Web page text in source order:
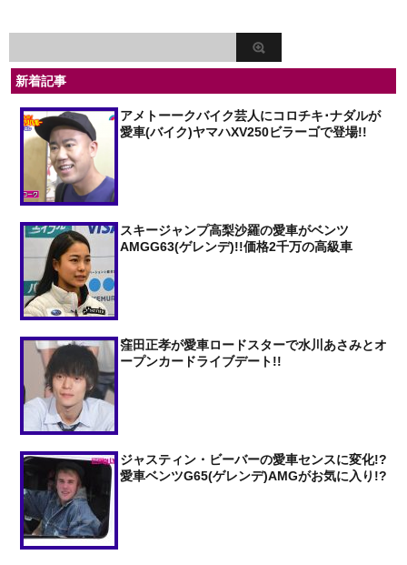
新着記事
アメトーークバイク芸人にコロチキ･ナダルが
愛車(バイク)ヤマハXV250ビラーゴで登場!!
スキージャンプ高梨沙羅の愛車がベンツ
AMGG63(ゲレンデ)!!価格2千万の高級車
窪田正孝が愛車ロードスターで水川あさみとオ
ープンカードライブデート!!
ジャスティン・ビーバーの愛車センスに変化!?
愛車ベンツG65(ゲレンデ)AMGがお気に入り!?